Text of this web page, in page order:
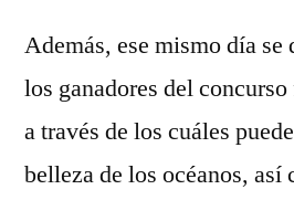
Además, ese mismo día se
los ganadores del
a través de los cuáles
belleza de los océanos, así